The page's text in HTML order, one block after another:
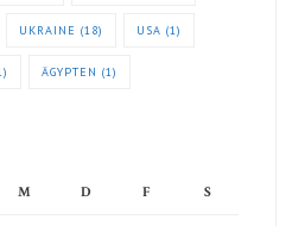
UKRAINE (18) USA (1)
ÄGYPTEN (1)
M D F S